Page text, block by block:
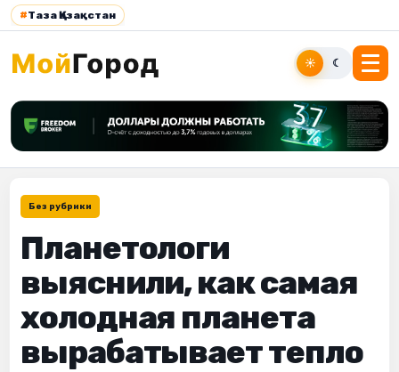
#Таза Қазақстан
☀ ☾
Без рубрики
Планетологи
выяснили, как самая
холодная планета
вырабатывает тепло